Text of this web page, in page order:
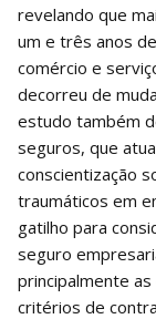
revelando que
um e três anos
comércio e
decorreu de
estudo também
seguros, que
conscientização
traumáticos em
gatilho para
seguro
principalmente
critérios de